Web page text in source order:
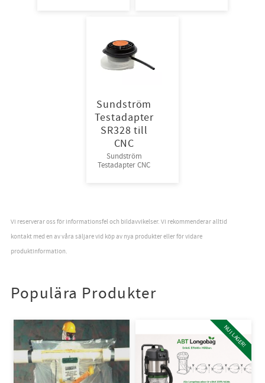
Sundström
Testadapter
SR328 till
CNC
Sundström
Testadapter CNC
Vi reserverar oss för informationsfel och bildavvikelser. Vi rekommenderar alltid
kontakt med en av våra säljare vid köp av nya produkter eller för vidare
produktinformation.
Populära Produkter
NU I LAGER!